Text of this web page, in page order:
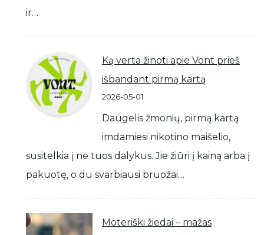
ir…
Ką verta žinoti apie Vont prieš
išbandant pirmą kartą
2026-05-01
Daugelis žmonių, pirmą kartą
imdamiesi nikotino maišelio,
susitelkia į ne tuos dalykus. Jie žiūri į kainą arba į
pakuotę, o du svarbiausi bruožai…
Moteriški žiedai – mažas